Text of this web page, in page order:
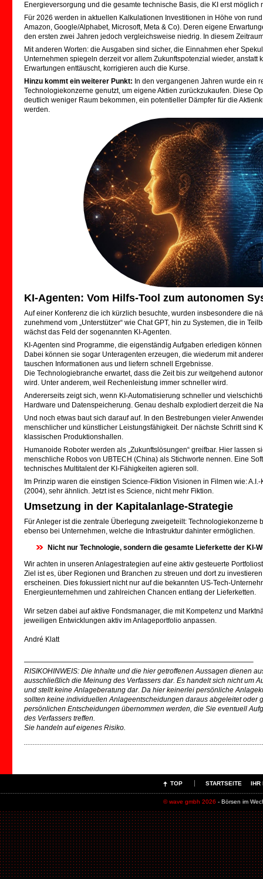
Energieversorgung und die gesamte technische Basis, die KI erst möglich
Für 2026 werden in aktuellen Kalkulationen Investitionen in Höhe von
Amazon, Google/Alphabet, Microsoft, Meta & Co). Deren eigene
den ersten zwei Jahren jedoch vergleichsweise niedrig. In diesem
Mit anderen Worten: die Ausgaben sind sicher, die Einnahmen eher
Unternehmen spiegeln derzeit vor allem Zukunftspotenzial wieder,
Erwartungen enttäuscht, korrigieren auch die Kurse.
Hinzu kommt ein weiterer Punkt: In den vergangenen Jahren wurde ein
Technologiekonzerne genutzt, um eigene Aktien zurückzukaufen. Diese
deutlich weniger Raum bekommen, ein potentieller Dämpfer für die
werden.
KI-Agenten: Vom Hilfs-Tool zum autonomen
Auf einer Konferenz die ich kürzlich besuchte, wurden insbesondere die
zunehmend vom „Unterstützer“ wie Chat GPT, hin zu Systemen, die in
wächst das Feld der sogenannten KI-Agenten.
KI-Agenten sind Programme, die eigenständig Aufgaben erledigen
Dabei können sie sogar Unteragenten erzeugen, die wiederum mit
tauschen Informationen aus und liefern schnell Ergebnisse.
Die Technologiebranche erwartet, dass die Zeit bis zur weitgehend
wird. Unter anderem, weil Rechenleistung immer schneller wird.
Andererseits zeigt sich, wenn KI-Automatisierung schneller und
Hardware und Datenspeicherung. Genau deshalb explodiert derzeit die
Und noch etwas baut sich darauf auf. In den Bestrebungen vieler
menschlicher und künstlicher Leistungsfähigkeit. Der nächste Schritt sind
klassischen Produktionshallen.
Humanoide Roboter werden als „Zukunftslösungen“ greifbar. Hier lassen
menschliche Robos von UBTECH (China) als Stichworte nennen. Eine
technisches Multitalent der KI-Fähigkeiten agieren soll.
Im Prinzip waren die einstigen Science-Fiktion Visionen in Filmen wie:
(2004), sehr ähnlich. Jetzt ist es Science, nicht mehr Fiktion.
Umsetzung in der Kapitalanlage-Strategie
Für Anleger ist die zentrale Überlegung zweigeteilt:
ebenso bei Unternehmen, welche die Infrastruktur dahinter ermöglichen.
Nicht nur Technologie, sondern die gesamte Lieferkette der KI-
Wir achten in unseren Anlagestrategien auf eine aktiv gesteuerte
Ziel ist es, über Regionen und Branchen zu streuen und dort zu
erscheinen. Dies fokussiert nicht nur auf die bekannten US-Tech-
Energieunternehmen und zahlreichen Chancen entlang der Lieferketten.
Wir setzen dabei auf aktive Fondsmanager, die mit Kompetenz und
jeweiligen Entwicklungen aktiv im Anlageportfolio anpassen.
André Klatt
————————————————————————————————–
RISIKOHINWEIS: Die Inhalte und die hier getroffenen Aussagen dienen
ausschließlich die Meinung des Verfassers dar. Es handelt sich nicht um
und stellt keine Anlageberatung dar. Da hier keinerlei persönliche
sollten keine individuellen Anlageentscheidungen daraus abgeleitet oder
persönlichen Entscheidungen übernommen werden, die Sie eventuell
des Verfassers treffen.
Sie handeln auf eigenes Risiko.
TOP STARTSEITE IHR
© wave gmbh 2026 - Börsen im